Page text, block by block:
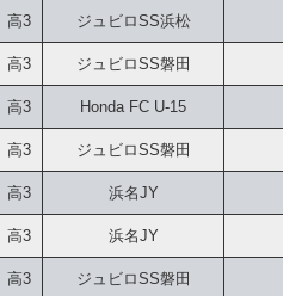
高3 ジュビロSS浜松
高3 ジュビロSS磐田
高3 Honda FC U-15
高3 ジュビロSS磐田
高3 浜名JY
高3 浜名JY
高3 ジュビロSS磐田